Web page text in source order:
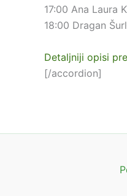
17:00 Ana Laura
18:00 Dragan
Detaljniji opisi
[/accordion]